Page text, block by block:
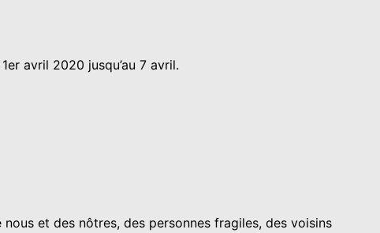
avril 2020 jusqu’au 7 avril.
et des nôtres, des personnes fragiles, des voisins